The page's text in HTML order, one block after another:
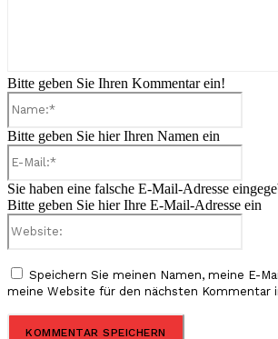
Bitte geben Sie Ihren Kommentar ein!
Bitte geben Sie hier Ihren Namen ein
Sie haben eine falsche E-Mail-Adresse
Bitte geben Sie hier Ihre E-Mail-Adresse ein
Speichern Sie meinen Namen, meine E-
meine Website für den nächsten Kommentar